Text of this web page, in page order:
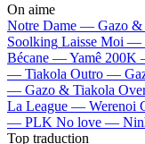
On aime
Notre Dame — Gazo &
Soolking Laisse Moi —
Bécane —Yamê 200K
— Tiakola Outro —
— Gazo & Tiakola
La League — Werenoi
— PLK No love —
Top traduction